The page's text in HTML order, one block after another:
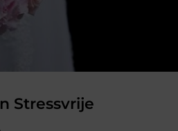
Stressvrije